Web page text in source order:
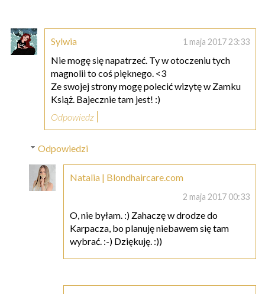
Sylwia 1 maja 2017 23:33
Nie mogę się napatrzeć. Ty w otoczeniu tych
magnolii to coś pięknego. <3
Ze swojej strony mogę polecić wizytę w Zamku
Książ. Bajecznie tam jest! :)
Odpowiedz
Odpowiedzi
Natalia | Blondhaircare.com
2 maja 2017 00:33
O, nie byłam. :) Zahaczę w drodze do
Karpacza, bo planuję niebawem się tam
wybrać. :-) Dziękuję. :))